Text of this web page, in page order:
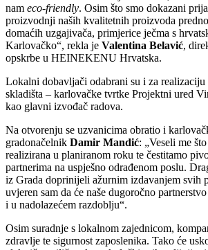
nam eco-friendly. Osim što smo dokazani
proizvodnji naših kvalitetnih proizvoda
domaćih uzgajivača, primjerice ječma s
Karlovačko“, rekla je Valentina Belavić,
opskrbe u HEINEKENU Hrvatska.
Lokalni dobavljači odabrani su i za realizaciju
skladišta – karlovačke tvrtke Projektni ured
kao glavni izvođač radova.
Na otvorenju se uzvanicima obratio i
gradonačelnik Damir Mandić: „Veseli me
realizirana u planiranom roku te čestitamo
partnerima na uspješno odrađenom poslu.
iz Grada doprinijeli ažurnim izdavanjem svih
uvjeren sam da će naše dugoročno
i u nadolazećem razdoblju“.
Osim suradnje s lokalnom zajednicom,
zdravlje te sigurnost zaposlenika. Tako će